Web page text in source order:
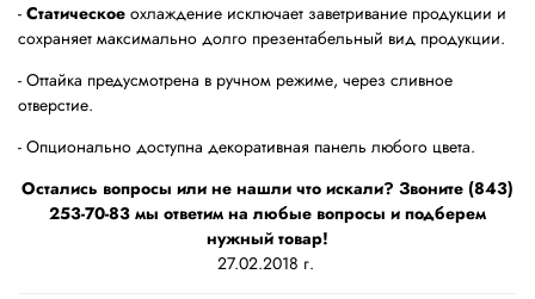
- Статическое охлаждение исключает заветривание продукции и
сохраняет максимально долго презентабельный вид продукции.
- Оттайка предусмотрена в ручном режиме, через сливное
отверстие.
- Опционально доступна декоративная панель любого цвета.
Остались вопросы или не нашли что искали? Звоните (843)
253-70-83 мы ответим на любые вопросы и подберем
нужный товар!
27.02.2018 г.